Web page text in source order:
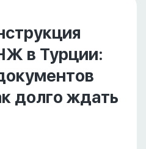
в Турции:
долго ждать